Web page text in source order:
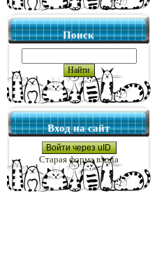
Поиск
Вход на сайт
Войти через uID
Старая форма входа